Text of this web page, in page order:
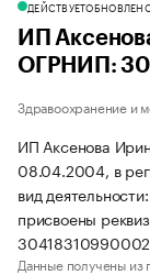
ДЕЙСТВУЕТ
ИП
ОГРНИП:
Здравоохранение и
ИП Аксенова
08.04.2004, в
вид
присвоены
Данные получены из